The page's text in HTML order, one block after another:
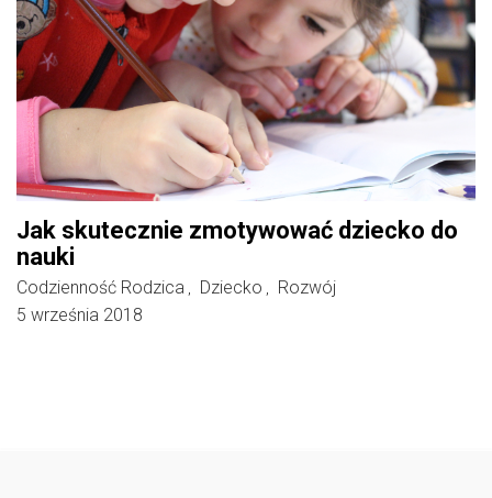
Jak skutecznie zmotywować dziecko do
nauki
Codzienność Rodzica , Dziecko ,
Rozwój
5 września 2018